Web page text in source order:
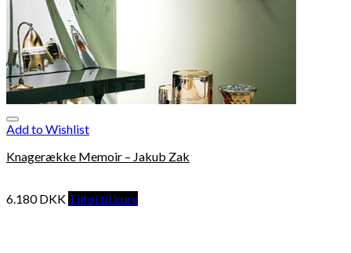
Add to Wishlist
Knagerække Memoir – Jakub Zak
6.180DKK Tilføj til kurv